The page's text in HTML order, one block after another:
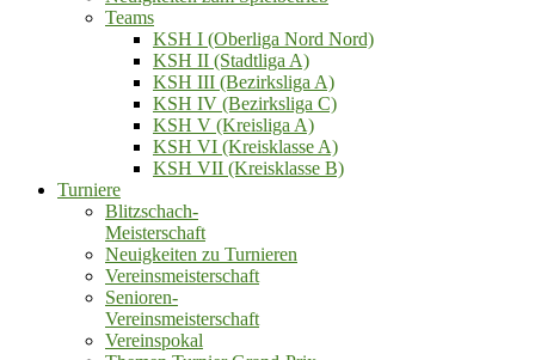
Teams
KSH I (Oberliga Nord Nord)
KSH II (Stadtliga A)
KSH III (Bezirksliga A)
KSH IV (Bezirksliga C)
KSH V (Kreisliga A)
KSH VI (Kreisklasse A)
KSH VII (Kreisklasse B)
Turniere
Blitzschach‑
Meisterschaft
Neuigkeiten zu Turnieren
Vereinsmeisterschaft
Senioren‑
Vereinsmeisterschaft
Vereinspokal